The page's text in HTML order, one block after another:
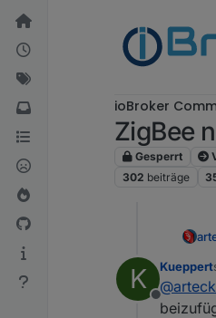
Weiter zum Inhalt
ioBroker
ZigBee
Gesperrt
302 beiträge
K
Offline
Kueppert
@arteck